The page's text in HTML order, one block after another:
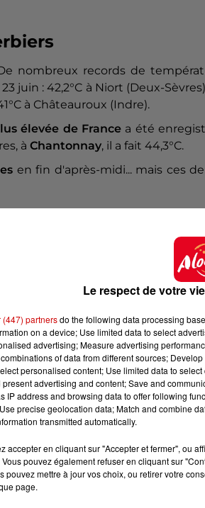
nombreux records de
juin : 42,2°C à Niort (Deux-
à Châteauroux (Indre).
élevée de France a été
à Chantonnay, il a fait 44,3°C.
en fin d'après-midi... mais ces
une nuit difficile, la journée de
entre 40 et 44°C, voire 45°C
fin de journée, avec un peu de
Le respect de votre
(447) partnersdo the following data processing
on a device; Use limited data to select
advertising; Measure advertising
of data from different sources;
personalised content; Use limited data to
present advertising and content; Save and
IP address and browsing data to offer following
precise geolocation data; Match and combine
transmitted automatically.
accepter en cliquant sur "Accepter et fermer", ou
pouvez également refuser en cliquant sur
pouvez mettre à jour vos choix, ou retirer votre
page.